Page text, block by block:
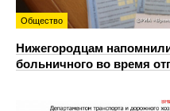
Общество
Нижегородцам
больничного во время